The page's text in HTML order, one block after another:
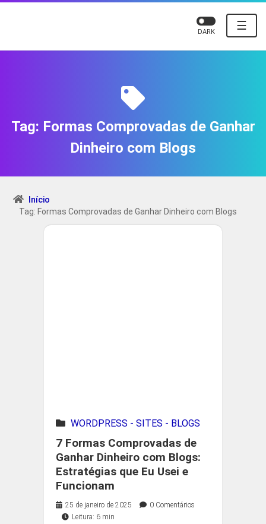
☰
DARK
Tag: Formas Comprovadas de Ganhar
Dinheiro com Blogs
Início
Tag: Formas Comprovadas de Ganhar Dinheiro com Blogs
WORDPRESS - SITES - BLOGS
7 Formas Comprovadas de
Ganhar Dinheiro com Blogs:
Estratégias que Eu Usei e
Funcionam
25 de janeiro de 2025
0 Comentários
Leitura: 6 min